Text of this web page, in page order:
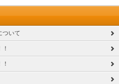
ついて